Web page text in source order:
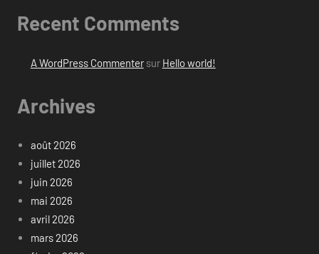
Recent Comments
A WordPress Commentersur Hello world!
Archives
août 2026
juillet 2026
juin 2026
mai 2026
avril 2026
mars 2026